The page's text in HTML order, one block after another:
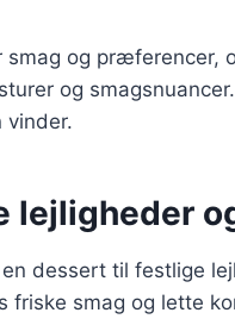
og præferencer,
og
lejligheder
dessert til festlige
friske smag og lette